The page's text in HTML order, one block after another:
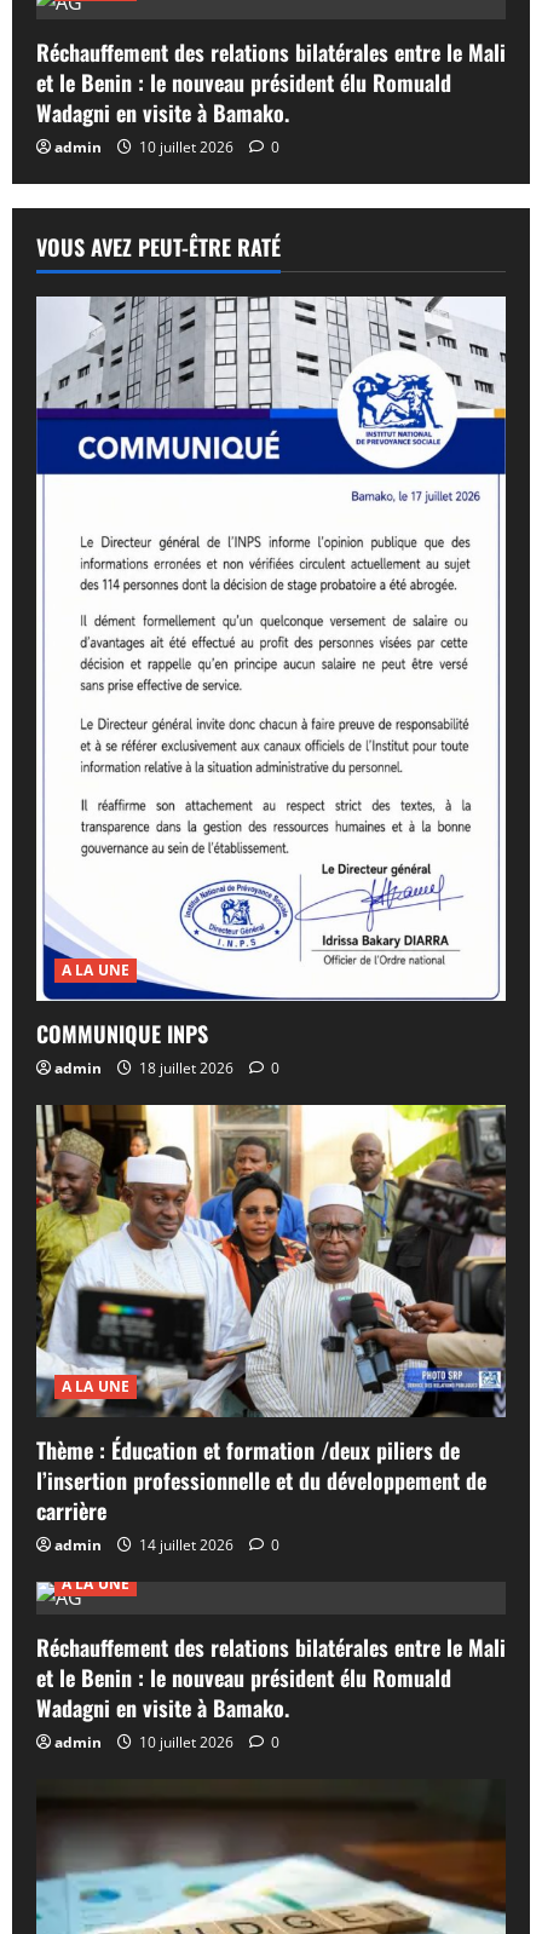
Réchauffement des relations bilatérales entre le Mali
et le Benin : le nouveau président élu Romuald
Wadagni en visite à Bamako.
admin 10 juillet 2026 0
VOUS AVEZ PEUT-ÊTRE RATÉ
A LA UNE
COMMUNIQUE INPS
admin 18 juillet 2026 0
A LA UNE
Thème : Éducation et formation /deux piliers de
l’insertion professionnelle et du développement de
carrière
admin 14 juillet 2026
0
A LA UNE
Réchauffement des relations bilatérales entre le Mali
et le Benin : le nouveau président élu Romuald
Wadagni en visite à Bamako.
admin 10 juillet 2026 0